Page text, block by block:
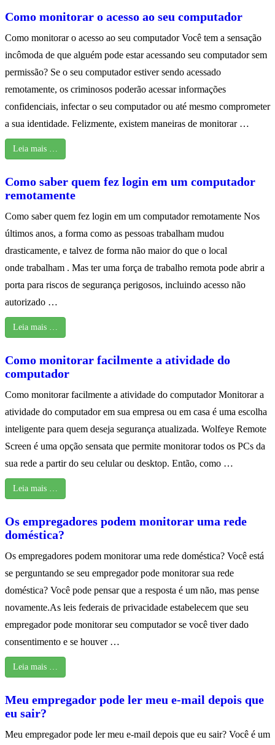
Como monitorar o acesso ao seu computador
Como monitorar o acesso ao seu computador Você tem a sensação
incômoda de que alguém pode estar acessando seu computador sem
permissão? Se o seu computador estiver sendo acessado
remotamente, os criminosos poderão acessar informações
confidenciais, infectar o seu computador ou até mesmo comprometer
a sua identidade. Felizmente, existem maneiras de monitorar …
Leia mais …
Como saber quem fez login em um computador
remotamente
Como saber quem fez login em um computador remotamente Nos
últimos anos, a forma como as pessoas trabalham mudou
drasticamente, e talvez de forma não maior do que o local
onde trabalham . Mas ter uma força de trabalho remota pode abrir a
porta para riscos de segurança perigosos, incluindo acesso não
autorizado …
Leia mais …
Como monitorar facilmente a atividade do
computador
Como monitorar facilmente a atividade do computador Monitorar a
atividade do computador em sua empresa ou em casa é uma escolha
inteligente para quem deseja segurança atualizada. Wolfeye Remote
Screen é uma opção sensata que permite monitorar todos os PCs da
sua rede a partir do seu celular ou desktop. Então, como …
Leia mais …
Os empregadores podem monitorar uma rede
doméstica?
Os empregadores podem monitorar uma rede doméstica? Você está
se perguntando se seu empregador pode monitorar sua rede
doméstica? Você pode pensar que a resposta é um não, mas pense
novamente.As leis federais de privacidade estabelecem que seu
empregador pode monitorar seu computador se você tiver dado
consentimento e se houver …
Leia mais …
Meu empregador pode ler meu e-mail depois que
eu sair?
Meu empregador pode ler meu e-mail depois que eu sair? Você é um